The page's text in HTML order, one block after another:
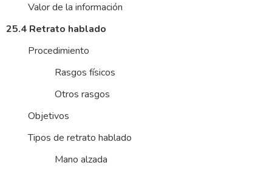
Valor de la información
25.4 Retrato hablado
Procedimiento
Rasgos físicos
Otros rasgos
Objetivos
Tipos de retrato hablado
Mano alzada